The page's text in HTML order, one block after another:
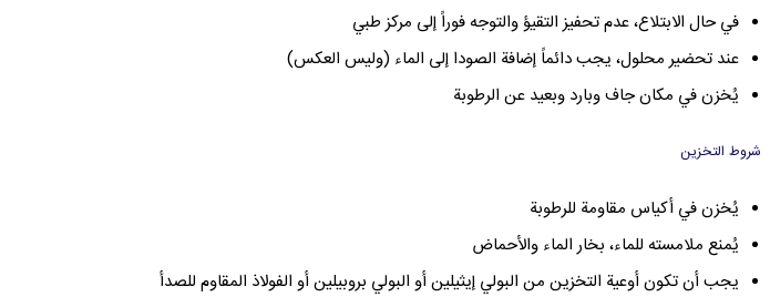
في حال الابتلاع، عدم تحفيز التقيؤ والتوجه فوراً إلى مركز طبي
عند تحضير محلول، يجب دائماً إضافة الصودا إلى الماء (وليس العكس)
يُخزن في مكان جاف وبارد وبعيد عن الرطوبة
شروط التخزين
يُخزن في أكياس مقاومة للرطوبة
يُمنع ملامسته للماء، بخار الماء والأحماض
يجب أن تكون أوعية التخزين من البولي إيثيلين أو البولي بروبيلين أو الفولاذ المقاوم للصدأ